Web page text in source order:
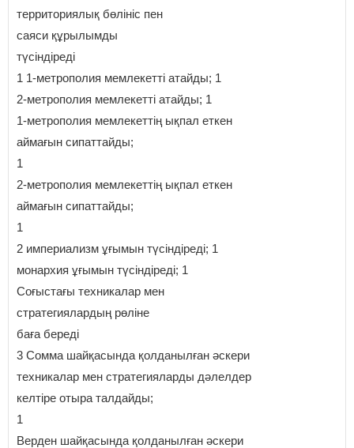
территориялық бөлініс пен
саяси құрылымды
түсіндіреді
1 1-метрополия мемлекетті атайды; 1
2-метрополия мемлекетті атайды; 1
1-метрополия мемлекеттің ықпал еткен
аймағын сипаттайды;
1
2-метрополия мемлекеттің ықпал еткен
аймағын сипаттайды;
1
2 империализм ұғымын түсіндіреді; 1
монархия ұғымын түсіндіреді; 1
Соғыстағы техникалар мен
стратегиялардың рөліне
баға береді
3 Сомма шайқасында қолданылған әскери
техникалар мен стратегияларды дәлелдер
келтіре отыра талдайды;
1
Верден шайқасында қолданылған әскери